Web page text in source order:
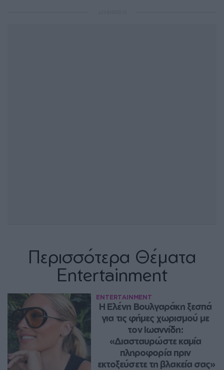
Περισσότερα Θέματα
Entertainment
ENTERTAINMENT
Η Ελένη Βουλγαράκη ξεσπά
για τις φήμες χωρισμού με
τον Ιωαννίδη:
«Διασταυρώστε καμία
πληροφορία πριν
εκτοξεύσετε τη βλακεία σας»